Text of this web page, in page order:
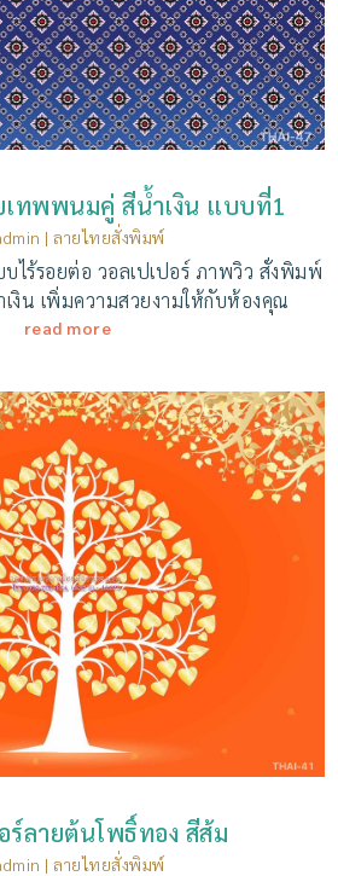
เทพพนมคู่ สีน้ำเงิน แบบที่1
| ลายไทยสั่งพิมพ์
บไร้รอยต่อ วอลเปเปอร์ ภาพวิว สั่งพิมพ์
งิน เพิ่มความสวยงามให้กับห้องคุณ
read more
ร์ลายต้นโพธิ์ทอง สีส้ม
| ลายไทยสั่งพิมพ์